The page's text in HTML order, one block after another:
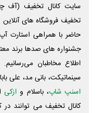
سایت کانال تخفیف (آف
تخفیف فروشگاه های
حاضر با همراهی استارت
جشنواره های صدها برند
اطلاع مخاطبان می‌رسانیم.
سینماتیکت، بانی مد، علی‌
اسنپ شاپ، باسلام و ازکی
کانال تخفیف می توانند